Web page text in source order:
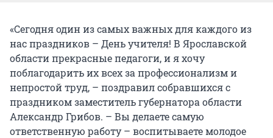
«Сегодня один из самых важных для каждого из
нас праздников – День учителя! В Ярославской
области прекрасные педагоги, и я хочу
поблагодарить их всех за профессионализм и
непростой труд, – поздравил собравшихся с
праздником заместитель губернатора области
Александр Грибов. – Вы делаете самую
ответственную работу – воспитываете молодое